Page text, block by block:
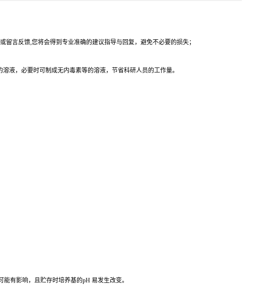
言反馈,您将会得到专业准确的建议指导与回复，避免不必要的损失；
液，必要时可制成无内毒素等的溶液，节省科研人员的工作量。
有影响，且贮存时培养基的pH 易发生改变。